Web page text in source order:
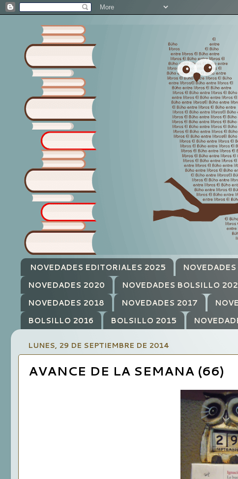
NOVEDADES EDITORIALES 2025
NOVEDADES 2020
NOVEDADES BOLSILLO
NOVEDADES 2018
NOVEDADES 2017
BOLSILLO 2016
BOLSILLO 2015
LUNES, 29 DE SEPTIEMBRE DE 2014
AVANCE DE LA SEMANA (66)